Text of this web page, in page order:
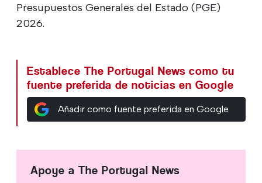
Presupuestos Generales del Estado (PGE)
2026.
Establece The Portugal News como tu
fuente preferida de noticias en Google
Añadir como fuente preferida en Google
Apoye a The Portugal News